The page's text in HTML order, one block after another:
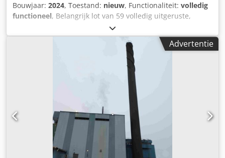
Bouwjaar: 2024, Toestand: nieuw, Functionaliteit: volledig
functioneel, Belangrijk lot van 59 volledig uitgeruste,
NIEUWE geautomatiseerde kleppen nog in kist. Merk:
VALMET NELES Djdow Am Itjpfx Akzjwa
Advertentie